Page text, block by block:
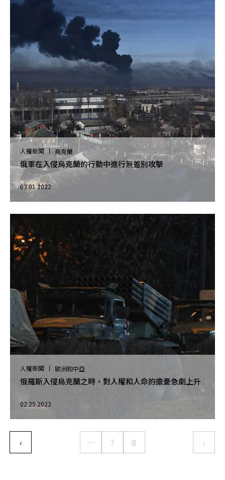
人權新聞 烏克蘭
俄軍在入侵烏克蘭的行動中進行無差別攻擊
03.01.2022
人權新聞 歐洲和中亞
俄羅斯入侵烏克蘭之時，對人權和人命的擔憂急劇上升
02.25.2022
Pagination
‹Previous page … 7 8 ›下一